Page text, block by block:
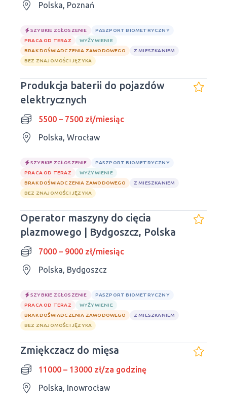
Polska, Poznań
SZYBKIE ZGŁOSZENIE
PASZPORT BIOMETRYCZNY
PRACA OD TERAZ
WYŻYWIENIE
BRAK DOŚWIADCZENIA ZAWODOWEGO
Z MIESZKANIEM
BEZ ZNAJOMOŚCI JĘZYKA
Produkcja baterii do pojazdów
elektrycznych
5500 – 7500 zł/miesiąc
Polska, Wrocław
SZYBKIE ZGŁOSZENIE
PASZPORT BIOMETRYCZNY
PRACA OD TERAZ
WYŻYWIENIE
BRAK DOŚWIADCZENIA ZAWODOWEGO
Z MIESZKANIEM
BEZ ZNAJOMOŚCI JĘZYKA
Operator maszyny do cięcia
plazmowego | Bydgoszcz, Polska
7000 – 9000 zł/miesiąc
Polska, Bydgoszcz
SZYBKIE ZGŁOSZENIE
PASZPORT BIOMETRYCZNY
PRACA OD TERAZ
WYŻYWIENIE
BRAK DOŚWIADCZENIA ZAWODOWEGO
Z MIESZKANIEM
BEZ ZNAJOMOŚCI JĘZYKA
Zmiękczacz do mięsa
11000 – 13000 zł/za godzinę
Polska, Inowrocław